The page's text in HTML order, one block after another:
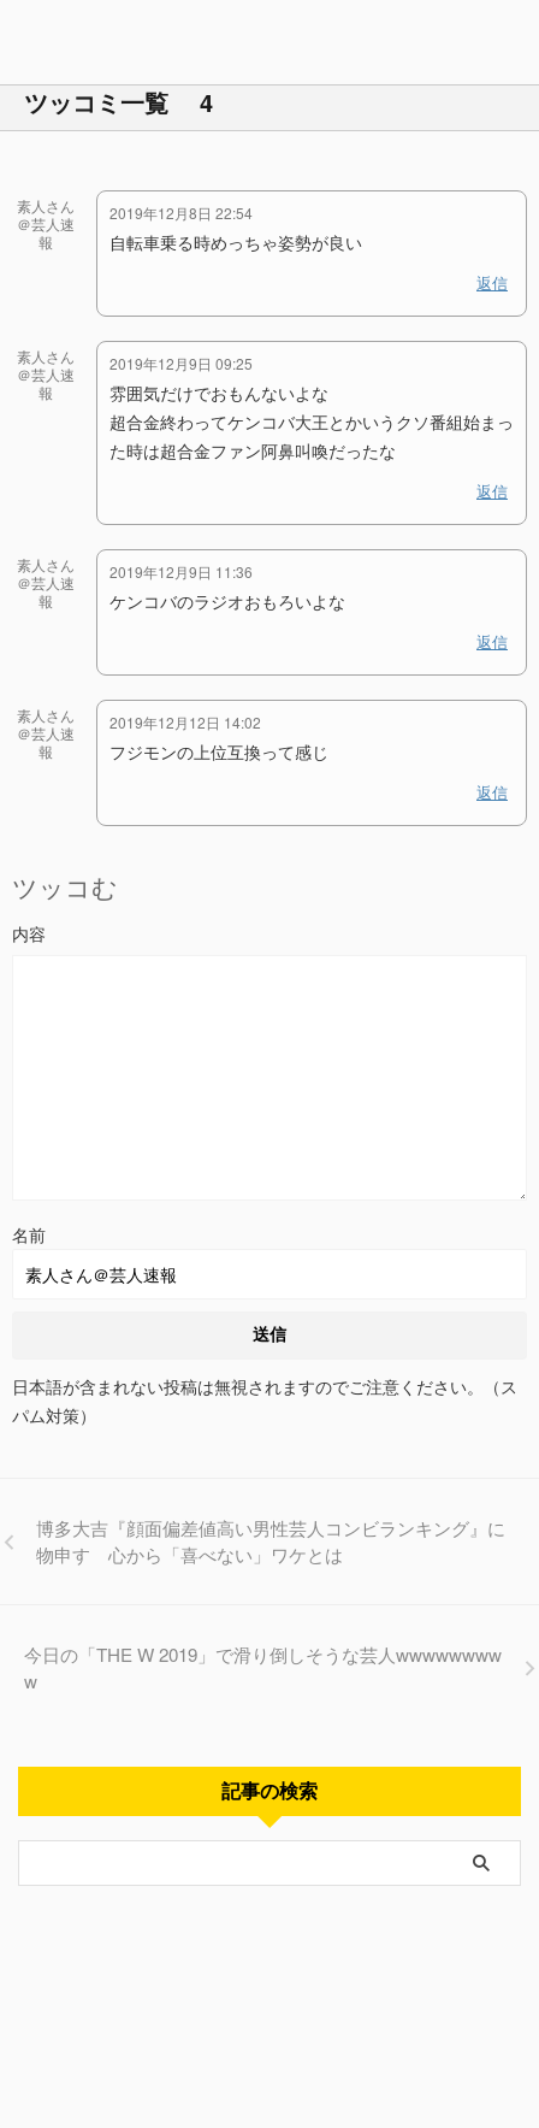
ツッコミ一覧 4
素人さん
＠芸人速
報
2019年12月8日 22:54
自転車乗る時めっちゃ姿勢が良い
返信
素人さん
＠芸人速
報
2019年12月9日 09:25
雰囲気だけでおもんないよな
超合金終わってケンコバ大王とかいうクソ番組始まっ
た時は超合金ファン阿鼻叫喚だったな
返信
素人さん
＠芸人速
報
2019年12月9日 11:36
ケンコバのラジオおもろいよな
返信
素人さん
＠芸人速
報
2019年12月12日 14:02
フジモンの上位互換って感じ
返信
ツッコむ
名前
日本語が含まれない投稿は無視されますのでご注意ください。（ス
パム対策）
博多大吉『顔面偏差値高い男性芸人コンビランキング』に
物申す 心から「喜べない」ワケとは
今日の「THE W 2019」で滑り倒しそうな芸人wwwwwwww
w
記事の検索